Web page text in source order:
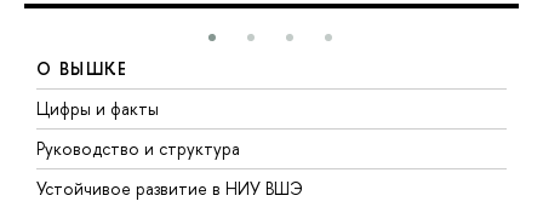
О ВЫШКЕ
Цифры и факты
Руководство и структура
Устойчивое развитие в НИУ ВШЭ